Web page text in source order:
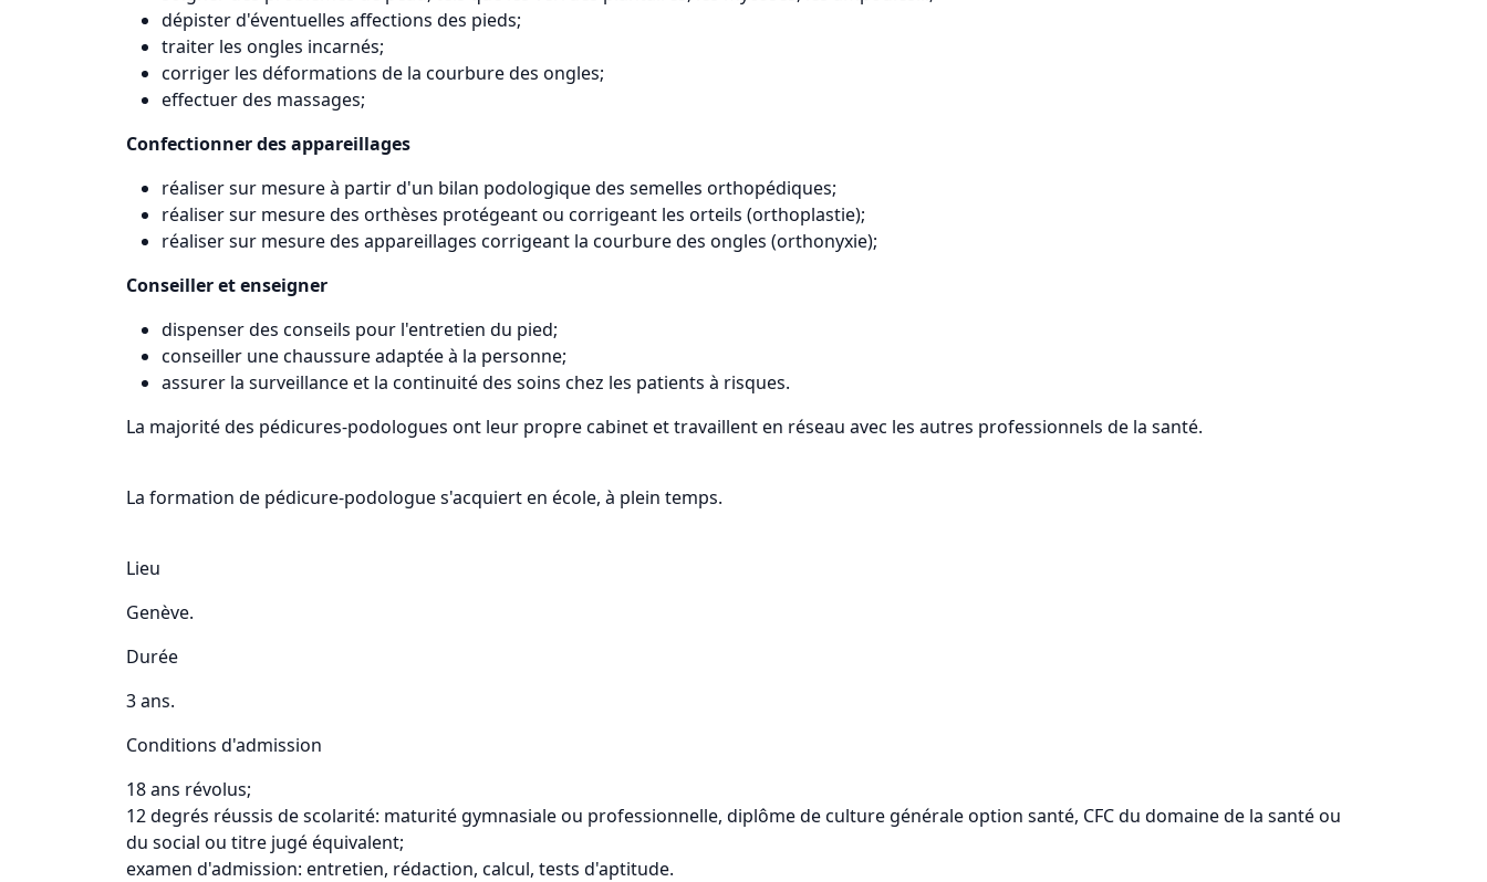
dépister d'éventuelles affections des pieds;
traiter les ongles incarnés;
corriger les déformations de la courbure des ongles;
effectuer des massages;
Confectionner des appareillages
réaliser sur mesure à partir d'un bilan podologique des semelles orthopédiques;
réaliser sur mesure des orthèses protégeant ou corrigeant les orteils (orthoplastie);
réaliser sur mesure des appareillages corrigeant la courbure des ongles (orthonyxie);
Conseiller et enseigner
dispenser des conseils pour l'entretien du pied;
conseiller une chaussure adaptée à la personne;
assurer la surveillance et la continuité des soins chez les patients à risques.
La majorité des pédicures-podologues ont leur propre cabinet et travaillent en réseau avec les autres professionnels de la santé.
La formation de pédicure-podologue s'acquiert en école, à plein temps.
Lieu
Genève.
Durée
3 ans.
Conditions d'admission
18 ans révolus;
12 degrés réussis de scolarité: maturité gymnasiale ou professionnelle, diplôme de culture générale option santé, CFC du domaine de la santé ou
du social ou titre jugé équivalent;
examen d'admission: entretien, rédaction, calcul, tests d'aptitude.